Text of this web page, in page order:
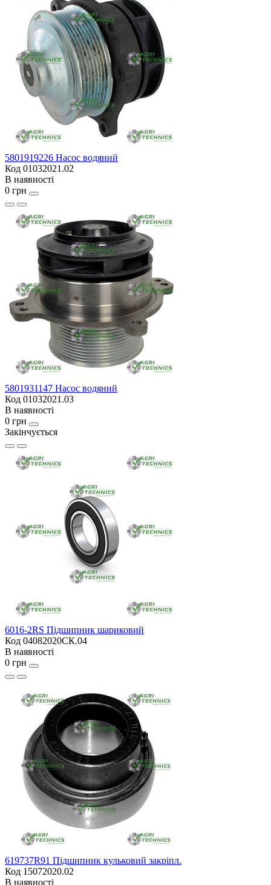
5801919226 Насос водяний
Код 01032021.02
В наявності
0 грн
5801931147 Насос водяний
Код 01032021.03
В наявності
0 грн
Закінчується
6016-2RS Підшипник шариковий
Код 04082020СК.04
В наявності
0 грн
619737R91 Підшипник кульковий закріпл.
Код 15072020.02
В наявності